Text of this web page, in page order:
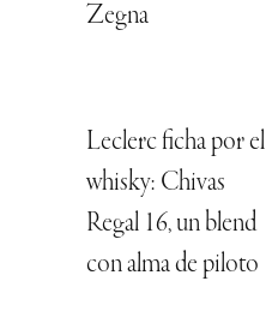
Zegna
Leclerc ficha por el
whisky: Chivas
Regal 16, un blend
con alma de piloto